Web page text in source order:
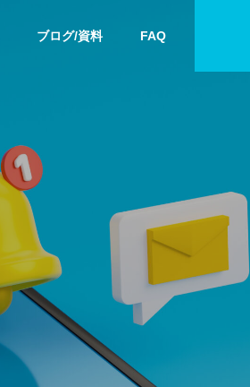
ブログ/資料 FAQ
実店舗で顧客体験を向上させ
る方法とAIカメラを活用した